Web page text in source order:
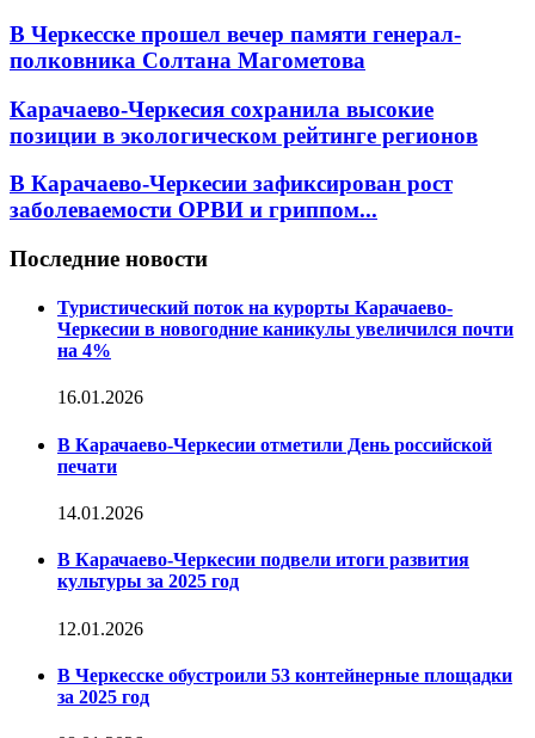
В Черкесске прошел вечер памяти генерал-
полковника Солтана Магометова
Карачаево-Черкесия сохранила высокие
позиции в экологическом рейтинге регионов
В Карачаево-Черкесии зафиксирован рост
заболеваемости ОРВИ и гриппом...
Последние новости
Туристический поток на курорты Карачаево-
Черкесии в новогодние каникулы увеличился почти
на 4%
16.01.2026
В Карачаево-Черкесии отметили День российской
печати
14.01.2026
В Карачаево-Черкесии подвели итоги развития
культуры за 2025 год
12.01.2026
В Черкесске обустроили 53 контейнерные площадки
за 2025 год